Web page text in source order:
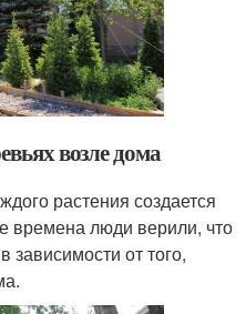
возле дома
растения создается
времена люди верили, что
зависимости от того,